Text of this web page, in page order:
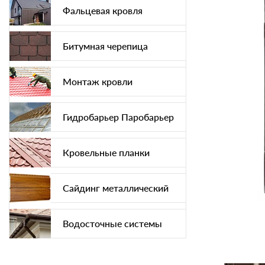
Фальцевая кровля
Битумная черепица
Монтаж кровли
Гидробарьер Паробарьер
Кровельные планки
Сайдинг металлический
Водосточные системы